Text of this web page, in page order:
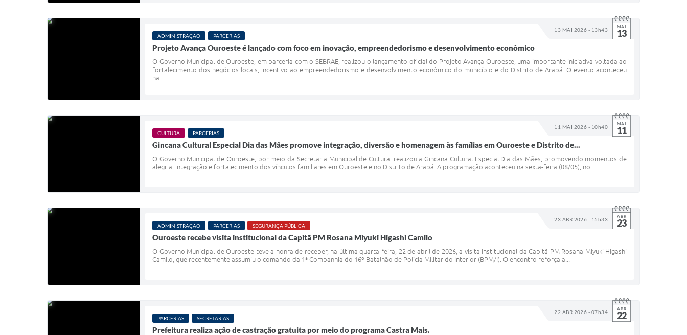
13 MAI 2026 - 13h43 MAI
13
ADMINISTRAÇÃO PARCERIAS
Projeto Avança Ouroeste é lançado com foco em inovação, empreendedorismo e desenvolvimento econômico
O Governo Municipal de Ouroeste, em parceria com o SEBRAE, realizou o lançamento oficial do Projeto Avança Ouroeste, uma importante iniciativa voltada ao
fortalecimento dos negócios locais, incentivo ao empreendedorismo e desenvolvimento econômico do município e do Distrito de Arabá. O evento aconteceu
na...
11 MAI 2026 - 10h40 MAI
11
CULTURA PARCERIAS
Gincana Cultural Especial Dia das Mães promove integração, diversão e homenagem às famílias em Ouroeste e Distrito de...
O Governo Municipal de Ouroeste, por meio da Secretaria Municipal de Cultura, realizou a Gincana Cultural Especial Dia das Mães, promovendo momentos de
alegria, integração e fortalecimento dos vínculos familiares em Ouroeste e no Distrito de Arabá. A programação aconteceu na sexta-feira (08/05), no...
23 ABR 2026 - 15h33 ABR
23
ADMINISTRAÇÃO PARCERIAS SEGURANÇA PÚBLICA
Ouroeste recebe visita institucional da Capitã PM Rosana Miyuki Higashi Camilo
O Governo Municipal de Ouroeste teve a honra de receber, na última quarta-feira, 22 de abril de 2026, a visita institucional da Capitã PM Rosana Miyuki Higashi
Camilo, que recentemente assumiu o comando da 1ª Companhia do 16º Batalhão de Polícia Militar do Interior (BPM/I). O encontro reforça a...
22 ABR 2026 - 07h34 ABR
22
PARCERIAS SECRETARIAS
Prefeitura realiza ação de castração gratuita por meio do programa Castra Mais.